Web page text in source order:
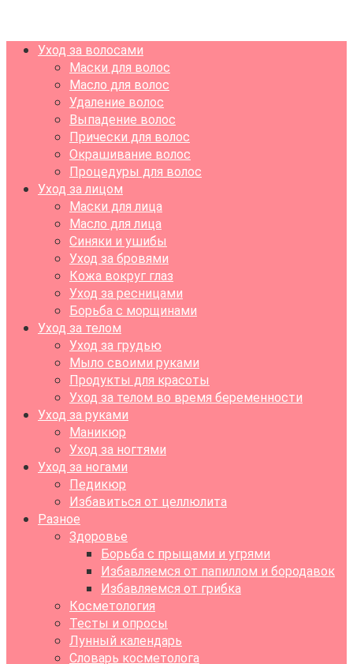
Уход за волосами
Маски для волос
Масло для волос
Удаление волос
Выпадение волос
Прически для волос
Окрашивание волос
Процедуры для волос
Уход за лицом
Маски для лица
Масло для лица
Синяки и ушибы
Уход за бровями
Кожа вокруг глаз
Уход за ресницами
Борьба с морщинами
Уход за телом
Уход за грудью
Мыло своими руками
Продукты для красоты
Уход за телом во время беременности
Уход за руками
Маникюр
Уход за ногтями
Уход за ногами
Педикюр
Избавиться от целлюлита
Разное
Здоровье
Борьба с прыщами и угрями
Избавляемся от папиллом и бородавок
Избавляемся от грибка
Косметология
Тесты и опросы
Лунный календарь
Словарь косметолога